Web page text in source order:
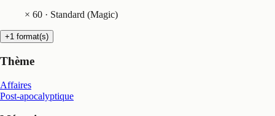
× 60 · Standard (Magic)
+1 format(s)
Thème
Affaires
Post-apocalyptique